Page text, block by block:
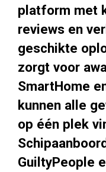
platform met
reviews en
geschikte
zorgt voor
SmartHome
kunnen alle
op één plek
GuiltyPeople